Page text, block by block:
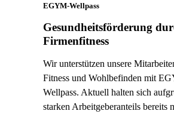
EGYM-Wellpass
Gesundheitsförderung
Firmenfitness
Wir unterstützen unsere
Fitness und Wohlbefinden mit
Wellpass. Aktuell halten sich
starken Arbeitgeberanteils bereits